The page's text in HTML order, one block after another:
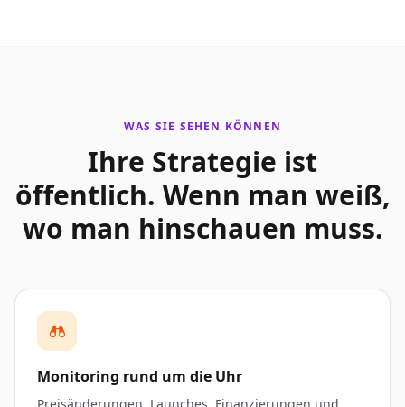
WAS SIE SEHEN KÖNNEN
Ihre Strategie ist
öffentlich. Wenn man weiß,
wo man hinschauen muss.
Monitoring rund um die Uhr